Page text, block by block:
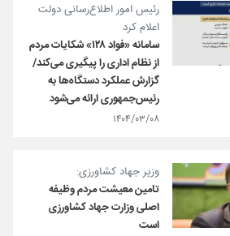
رئیس امور اطلاع‌رسانی دولت
اعلام کرد
سامانه «فواد ۱۲۸» شکایات‌ مردم
از نظام اداری را پیگیری می‌کند/
گزارش عملکرد دستگاه‌ها به
رئیس‌جمهوری ارائه می‌شود
۱۴۰۴/۰۳/۰۸
وزیر جهاد کشاورزی:
تامین معیشت مردم وظیفه
اصلی وزارت جهاد کشاورزی
است